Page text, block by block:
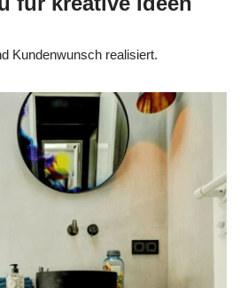
Kundenwunsch realisiert.